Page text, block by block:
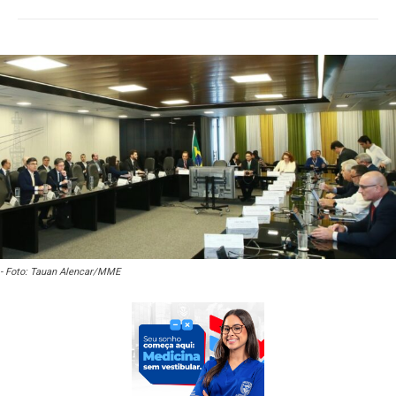
- Foto: Tauan Alencar/MME